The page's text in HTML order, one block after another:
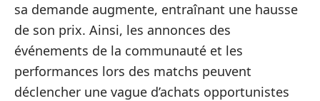
sa demande augmente, entraînant une hausse
de son prix. Ainsi, les annonces des
événements de la communauté et les
performances lors des matchs peuvent
déclencher une vague d’achats opportunistes